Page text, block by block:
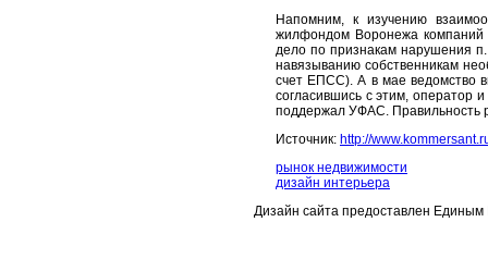
Напомним, к изучению
жилфондом Воронежа
дело по признакам нарушения
навязыванию собственникам
счет ЕПСС). А в мае ведомство
согласившись с этим, оператор
поддержал УФАС. Правильность
Источник: http://
рынок недвижимости
дизайн интерьера
Дизайн сайта предоставлен